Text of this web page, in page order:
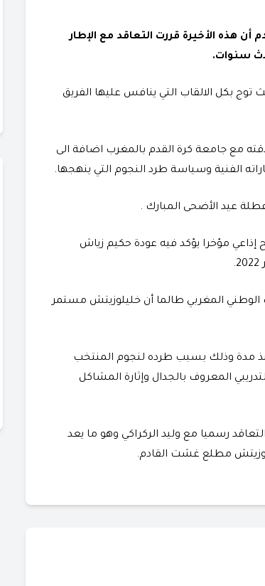
هذه الأخيرة قررت التعاقد مع الإطار
سنوات.
توج بكل الالقاب التي ينافس عليها الفريق
مع جامعة كرة القدم بالمغرب اضافة الى
الفنية وسياسة طرد النجوم التي ينهجها.
عيد الأضحى المبارك .
إذاعي مؤخرا يؤكد فيه عودة حكيم زياش
المغربي طالما أن خليلوزيتش مستمر
مدة وذلك بسبب طرده لنجوم المنتخب
المعروف بالجدال وإثارة المشاكل
رسميا مع وليد الركراكي وهو ما يعد
مطلع غشت القادم.